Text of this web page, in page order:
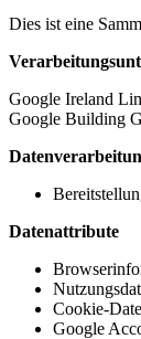
Dies ist eine
Google Ireland
Google Building
Datenattribute
Cookie-
Google